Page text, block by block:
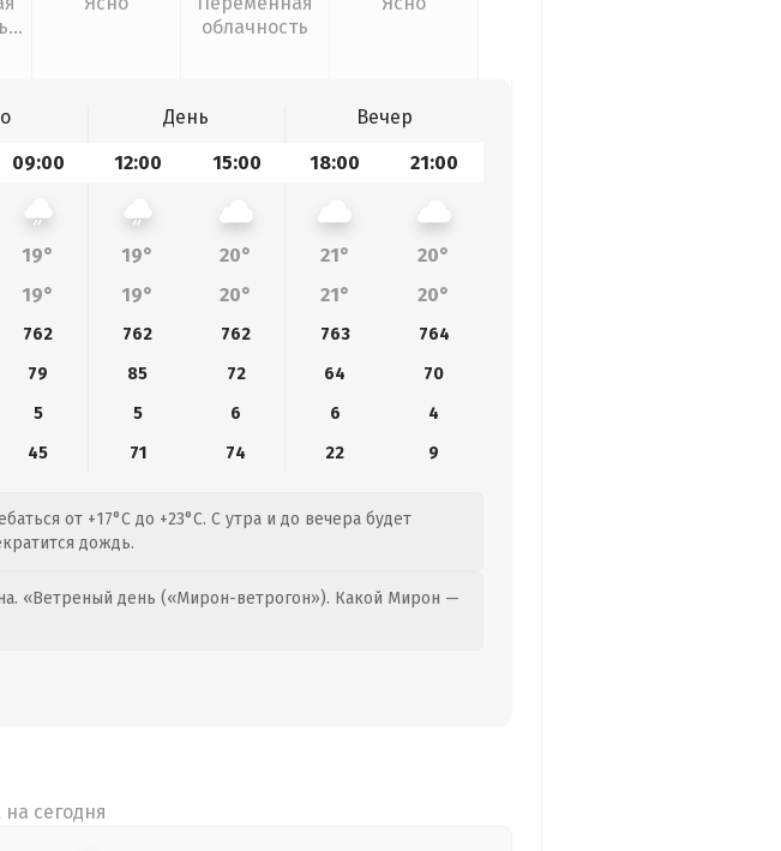
облачность
День
Вечер
09:00 12:00 15:00 18:00 21:00
19° 19° 20° 21°
20°
19° 19° 20° 21° 20°
762 762 762 763
764
79 85 72 64
70
5 5 6 6
4
45 71 74 22 9
от +17°C до +23°C. С утра и до вечера будет
дождь.
«Ветреный день («Мирон-ветрогон»). Какой Мирон —
сегодня